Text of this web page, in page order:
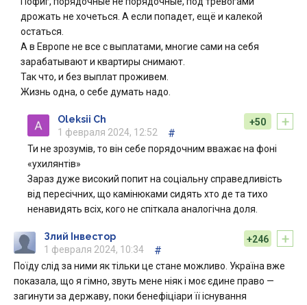
дрожать не хочеться. А если попадет, ещё и калекой
остаться.
А в Европе не все с выплатами, многие сами на себя
зарабатывают и квартиры снимают.
Так что, и без выплат проживем.
Жизнь одна, о себе думать надо.
+
+50
Oleksii Ch
1 февраля 2024, 12:52
#
Ти не зрозумів, то він себе порядочним вважає на фоні
«ухилянтів»
Зараз дуже високий попит на соціальну справедливість
від пересічних, що камінюками сидять хто де та тихо
ненавидять всіх, кого не спіткала аналогічна доля.
+
+246
Злий Інвестор
1 февраля 2024, 10:34
#
Поїду слід за ними як тільки це стане можливо. Україна вже
показала, що я гімно, звуть мене ніяк і моє єдине право —
загинути за державу, поки бенефіціари її існування